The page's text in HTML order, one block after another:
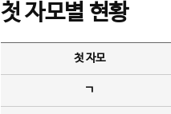
첫 자모별 현황
첫 자모
ㄱ